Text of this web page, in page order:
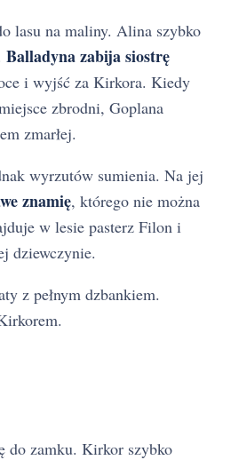
lasu na maliny. Alina szybko
Balladyna zabija siostrę
i wyjść za Kirkora. Kiedy
zbrodni, Goplana
zmarłej.
wyrzutów sumienia. Na jej
znamię, którego nie można
w lesie pasterz Filon i
dziewczynie.
z pełnym dzbankiem.
do zamku. Kirkor szybko